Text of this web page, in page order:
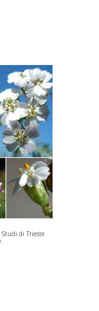
di Trieste